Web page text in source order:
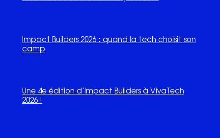
Impact Builders 2026 : quand la tech choisit son
camp
Une 4e édition d’Impact Builders à VivaTech
2026 !